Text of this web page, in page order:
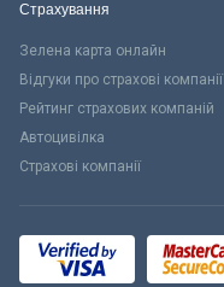
Страхування
Зелена карта онлайн
Відгуки про страхові компанії
Рейтинг страхових компаній
Автоцивілка
Страхові компанії